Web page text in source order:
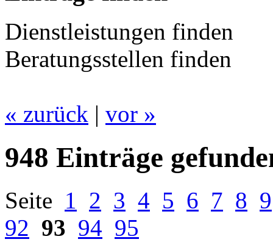
Dienstleistungen finden
Beratungsstellen finden
« zurück | vor »
948 Einträge
Seite 1 2 3 4 5 6 7 8 9
92 93 94 95